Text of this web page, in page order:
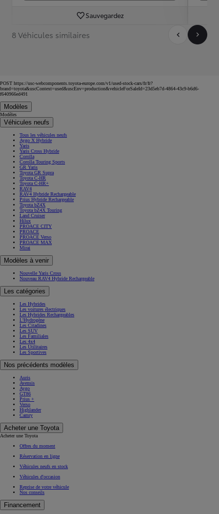
Sauvegardez
8 Véhicules similaires
POST https://usc-webcomponents.toyota-europe.com/v1/used-stock-cars/fr/fr?
brand=toyota&uscContext=used&uscEnv=production&vehicleForSaleId=23d5eb7d-4864-43c9-b6d6-
f640966ed491
Modèles
Modèles
Véhicules neufs
Tous les véhicules neufs
Aygo X Hybride
Yaris
Yaris Cross Hybride
Corolla
Corolla Touring Sports
GR Yaris
Toyota GR Supra
Toyota C-HR
Toyota C-HR+
RAV4
RAV4 Hybride Rechargeable
Prius Hybride Rechargeable
Toyota bZ4X
Toyota bZ4X Touring
Land Cruiser
Hilux
PROACE CITY
PROACE
PROACE Verso
PROACE MAX
Mirai
Modèles à venir
Nouvelle Yaris Cross
Nouveau RAV4 Hybride Rechargeable
Les catégories
Les Hybrides
Les voitures électriques
Les Hybrides Rechargeables
L'Hydrogène
Les Citadines
Les SUV
Les Familiales
Les 4x4
Les Utilitaires
Les Sportives
Nos précédents modèles
Auris
Avensis
Aygo
GT86
Prius +
Verso
Highlander
Camry
Acheter une Toyota
Acheter une Toyota
Offres du moment
Réservation en ligne
Véhicules neufs en stock
Véhicules d'occasion
Reprise de votre véhicule
Nos conseils
Financement